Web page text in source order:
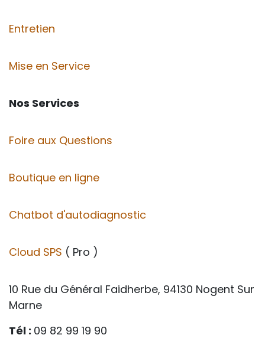
Entretien
Mise en Service
Nos Services
Foire aux Questions
Boutique en ligne
Chatbot d'autodiagnostic
Cloud SPS ( Pro )
10 Rue du Général Faidherbe, 94130 Nogent Sur
Marne
Tél : 09 82 99 19 90